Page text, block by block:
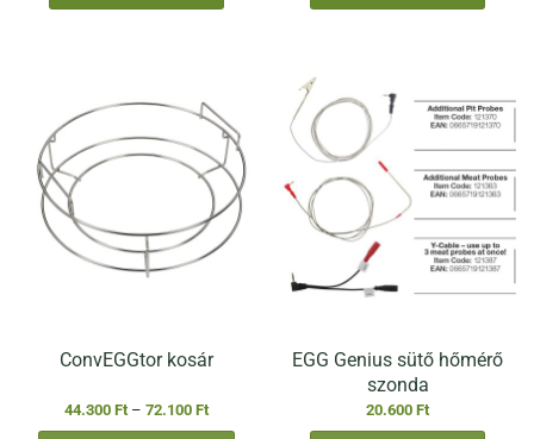
ConvEGGtor kosár
44.300 Ft – 72.100 FtÁrtartomány:
EGG Genius sütő hőmérő
szonda
20.600 Ft